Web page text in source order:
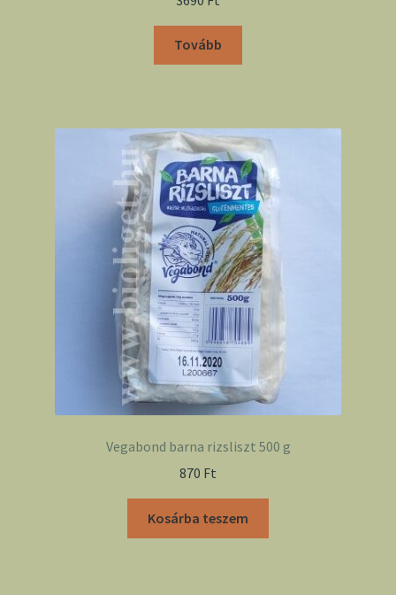
Tovább
Vegabond barna rizsliszt 500 g
870 Ft
Kosárba teszem